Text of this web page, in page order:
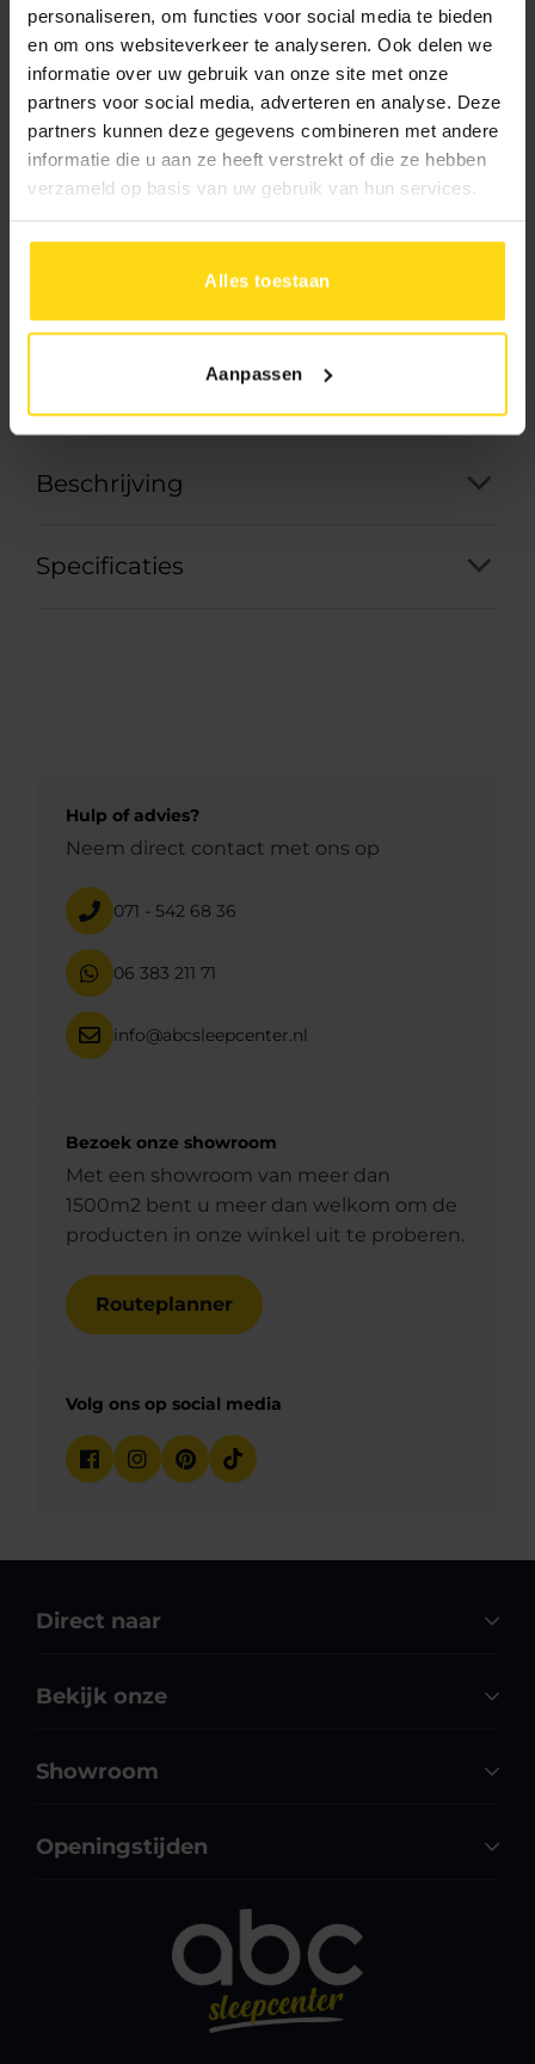
personaliseren, om functies voor social media te bieden
en om ons websiteverkeer te analyseren. Ook delen we
informatie over uw gebruik van onze site met onze
partners voor social media, adverteren en analyse. Deze
partners kunnen deze gegevens combineren met andere
informatie die u aan ze heeft verstrekt of die ze hebben
verzameld op basis van uw gebruik van hun services.
Alles toestaan
Aanpassen
10% aanbetalen
Rest bij levering
In 1 keer betalen
Levertijd:
Bezorging:4 tot 8 weken
tot 4 weken
Beschrijving
Specificaties
Hulp of advies?
Neem direct contact met ons op
071 - 542 68 36
06 383 211 71
info@abcsleepcenter.nl
Bezoek onze showroom
Met een showroom van meer dan
1500m2 bent u meer dan welkom om de
producten in onze winkel uit te proberen.
Routeplanner
Volg ons op social media
Direct naar
Bekijk onze
Showroom
Openingstijden